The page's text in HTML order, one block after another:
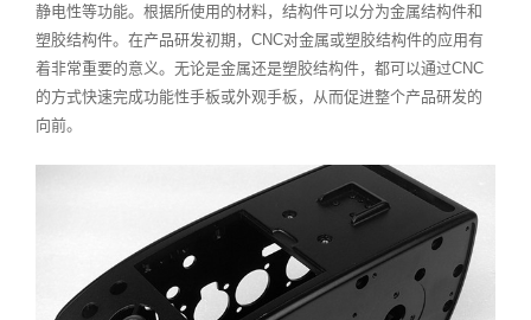
静电性等功能。根据所使用的材料，结构件可以分为金属结构件和
塑胶结构件。在产品研发初期，CNC对金属或塑胶结构件的应用有
着非常重要的意义。无论是金属还是塑胶结构件，都可以通过CNC
的方式快速完成功能性手板或外观手板，从而促进整个产品研发的
向前。